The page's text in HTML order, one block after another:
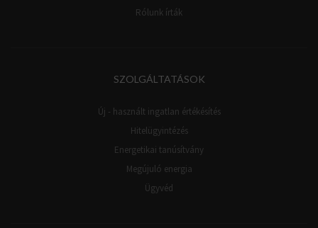
Rólunk írták
SZOLGÁLTATÁSOK
Új - használt ingatlan értékésítés
Hitelügyintézés
Energetikai tanúsítvány
Megújuló energia
Ügyvéd